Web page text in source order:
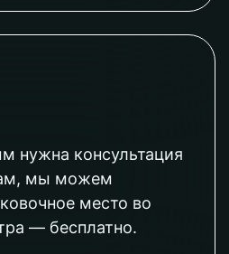
нужна консультация
мы можем
место во
— бесплатно.